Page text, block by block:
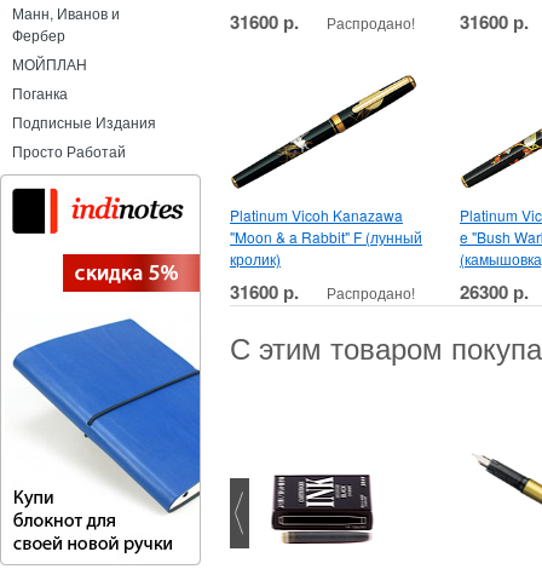
Манн, Иванов и
Фербер
МОЙПЛАН
Поганка
Подписные Издания
Просто Работай
31600 р. Распродано! 31600 р.
Platinum Vicoh Kanazawa
"Moon & a Rabbit" F (лунный
кролик)
31600 р. Распродано!
Platinum
e "Bush
26300 р.
С этим товаром